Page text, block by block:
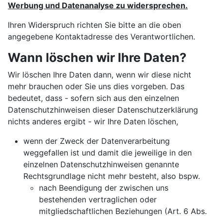
Werbung und Datenanalyse zu widersprechen.
Ihren Widerspruch richten Sie bitte an die oben
angegebene Kontaktadresse des Verantwortlichen.
Wann löschen wir Ihre Daten?
Wir löschen Ihre Daten dann, wenn wir diese nicht
mehr brauchen oder Sie uns dies vorgeben. Das
bedeutet, dass - sofern sich aus den einzelnen
Datenschutzhinweisen dieser Datenschutzerklärung
nichts anderes ergibt - wir Ihre Daten löschen,
wenn der Zweck der Datenverarbeitung
weggefallen ist und damit die jeweilige in den
einzelnen Datenschutzhinweisen genannte
Rechtsgrundlage nicht mehr besteht, also bspw.
nach Beendigung der zwischen uns
bestehenden vertraglichen oder
mitgliedschaftlichen Beziehungen (Art. 6 Abs.